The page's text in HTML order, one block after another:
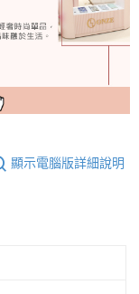
顯示電腦版詳細說明